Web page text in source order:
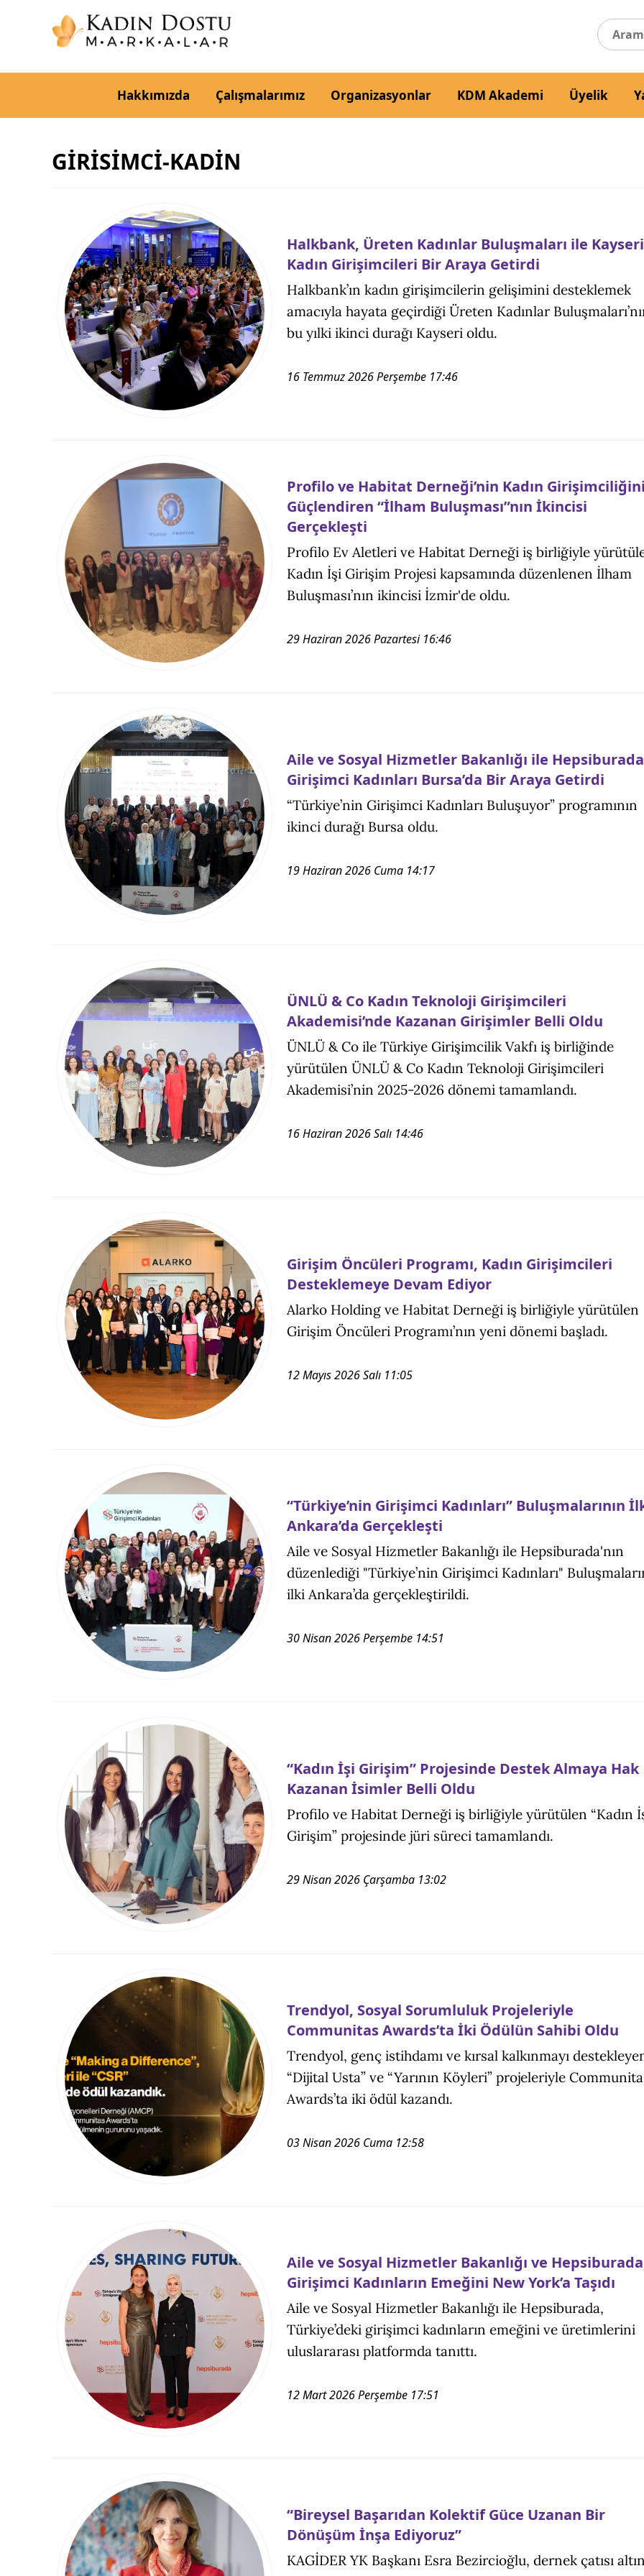
Hakkımızda Çalışmalarımız Organizasyonlar KDM Akademi Üyelik
GİRİSİMCİ-KADİN
Halkbank, Üreten Kadınlar Buluşmaları ile
Kadın Girişimcileri Bir Araya Getirdi
Halkbank’ın kadın girişimcilerin gelişimini desteklemek
amacıyla hayata geçirdiği Üreten Kadınlar
bu yılki ikinci durağı Kayseri oldu.
16 Temmuz 2026 Perşembe 17:46
Profilo ve Habitat Derneği’nin Kadın
Güçlendiren “İlham Buluşması”nın İkincisi
Gerçekleşti
Profilo Ev Aletleri ve Habitat Derneği iş birliğiyle
Kadın İşi Girişim Projesi kapsamında düzenlenen İlham
Buluşması’nın ikincisi İzmir'de oldu.
29 Haziran 2026 Pazartesi 16:46
Aile ve Sosyal Hizmetler Bakanlığı ile Hepsiburada
Girişimci Kadınları Bursa’da Bir Araya Getirdi
“Türkiye’nin Girişimci Kadınları Buluşuyor” programının
ikinci durağı Bursa oldu.
19 Haziran 2026 Cuma 14:17
ÜNLÜ & Co Kadın Teknoloji Girişimcileri
Akademisi’nde Kazanan Girişimler Belli Oldu
ÜNLÜ & Co ile Türkiye Girişimcilik Vakfı iş birliğinde
yürütülen ÜNLÜ & Co Kadın Teknoloji Girişimcileri
Akademisi’nin 2025-2026 dönemi tamamlandı.
16 Haziran 2026 Salı 14:46
Girişim Öncüleri Programı, Kadın Girişimcileri
Desteklemeye Devam Ediyor
Alarko Holding ve Habitat Derneği iş birliğiyle yürütülen
Girişim Öncüleri Programı’nın yeni dönemi başladı.
12 Mayıs 2026 Salı 11:05
“Türkiye’nin Girişimci Kadınları” Buluşmalarının
Ankara’da Gerçekleşti
Aile ve Sosyal Hizmetler Bakanlığı ile Hepsiburada'nın
düzenlediği "Türkiye’nin Girişimci Kadınları"
ilki Ankara’da gerçekleştirildi.
30 Nisan 2026 Perşembe 14:51
“Kadın İşi Girişim” Projesinde Destek Almaya Hak
Kazanan İsimler Belli Oldu
Profilo ve Habitat Derneği iş birliğiyle yürütülen “Kadın
Girişim” projesinde jüri süreci tamamlandı.
29 Nisan 2026 Çarşamba 13:02
Trendyol, Sosyal Sorumluluk Projeleriyle
Communitas Awards’ta İki Ödülün Sahibi Oldu
Trendyol, genç istihdamı ve kırsal kalkınmayı
“Dijital Usta” ve “Yarının Köyleri” projeleriyle
Awards’ta iki ödül kazandı.
03 Nisan 2026 Cuma 12:58
Aile ve Sosyal Hizmetler Bakanlığı ve
Girişimci Kadınların Emeğini New York’a Taşıdı
Aile ve Sosyal Hizmetler Bakanlığı ile Hepsiburada,
Türkiye’deki girişimci kadınların emeğini ve üretimlerini
uluslararası platformda tanıttı.
12 Mart 2026 Perşembe 17:51
“Bireysel Başarıdan Kolektif Güce Uzanan Bir
Dönüşüm İnşa Ediyoruz”
KAGİDER YK Başkanı Esra Bezircioğlu, dernek çatısı